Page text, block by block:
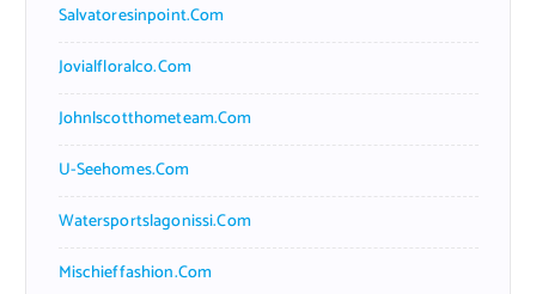
Salvatoresinpoint.com
Jovialfloralco.com
Johnlscotthometeam.com
U-Seehomes.com
Watersportslagonissi.com
Mischieffashion.com